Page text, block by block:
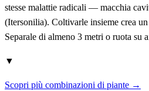
stesse malattie radicali — macchia
(Itersonilia). Coltivarle insieme crea
Separale di almeno 3 metri o ruota su
▼
Scopri più combinazioni di piante →